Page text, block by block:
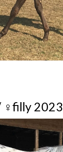
♀filly 2023